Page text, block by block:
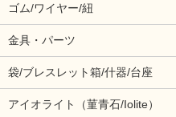
ゴム/ワイヤー/紐
金具・パーツ
袋/ブレスレット箱/什器/台座
アイオライト（菫青石/Iolite）